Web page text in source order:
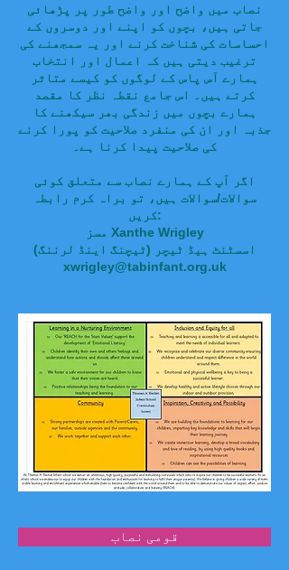
نصاب میں واضح اور واضح طور پر پڑھائی
جاتی ہیں، بچوں کو اپنے اور دوسروں کے
احساسات کی شناخت کرنے اور یہ سمجھنے کی
ترغیب دیتی ہیں کہ اعمال اور انتخاب
ہمارے آس پاس کے لوگوں کو کیسے متاثر
کرتے ہیں۔ اس جامع نقطہ نظر کا مقصد
ہمارے بچوں میں زندگی بھر سیکھنے کا
جذبہ اور ان کی منفرد صلاحیت کو پورا کرنے
کی صلاحیت پیدا کرنا ہے۔
اگر آپ کے ہمارے نصاب سے متعلق کوئی
سوالات/سوالات ہیں، تو براہ کرم رابطہ
کریں:
مسز Xanthe Wrigley
اسسٹنٹ ہیڈ ٹیچر (ٹیچنگ اینڈ لرننگ)
xwrigley@tabinfant.org.uk
قومی نصاب